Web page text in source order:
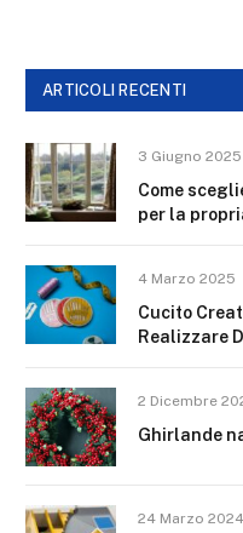
ARTICOLI RECENTI
3 Giugno 2025
Come
per la
4 Marzo 2025
Cucito
Realizzare
2 Dicembre
Ghirlande
24 Marzo 2024